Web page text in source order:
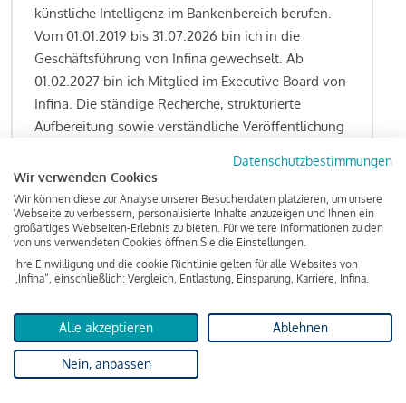
künstliche Intelligenz im Bankenbereich berufen.
Vom 01.01.2019 bis 31.07.2026 bin ich in die
Geschäftsführung von Infina gewechselt. Ab
01.02.2027 bin ich Mitglied im Executive Board von
Infina. Die ständige Recherche, strukturierte
Aufbereitung sowie verständliche Veröffentlichung
Kreditgeschäft gehören zu den wesentlichen
Schwerpunktsetzungen meiner Funktion.
Lesen Sie meine Finanzierungs-Tipps
KreditindexDas Wohnkredit Barometer
Datenschutzbestimmungen
Wir verwenden Cookies
Wir können diese zur Analyse unserer Besucherdaten platzieren, um unsere
Webseite zu verbessern, personalisierte Inhalte anzuzeigen und Ihnen ein
großartiges Webseiten-Erlebnis zu bieten. Für weitere Informationen zu den
von uns verwendeten Cookies öffnen Sie die Einstellungen.
Ihre Einwilligung und die cookie Richtlinie gelten für alle Websites von
„Infina“, einschließlich: Vergleich, Entlastung, Einsparung, Karriere, Infina.
Alle akzeptieren Ablehnen
Nein, anpassen